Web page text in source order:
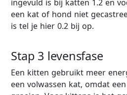
ingevuld is bij katten 1.2 en
een kat of hond niet
is tel je hier 0.2 bij op.
Stap 3 levensfase
Een kitten gebruikt meer
een volwassen kat, omdat